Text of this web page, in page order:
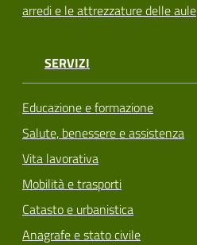
arredi e le attrezzature delle aule
SERVIZI
Educazione e formazione
Salute, benessere e assistenza
Vita lavorativa
Mobilità e trasporti
Catasto e urbanistica
Anagrafe e stato civile